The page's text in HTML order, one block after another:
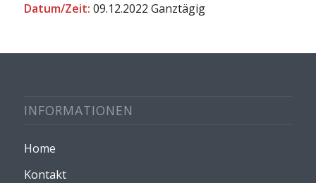
Datum/Zeit: 09.12.2022 Ganztägig
INFORMATIONEN
Home
Kontakt